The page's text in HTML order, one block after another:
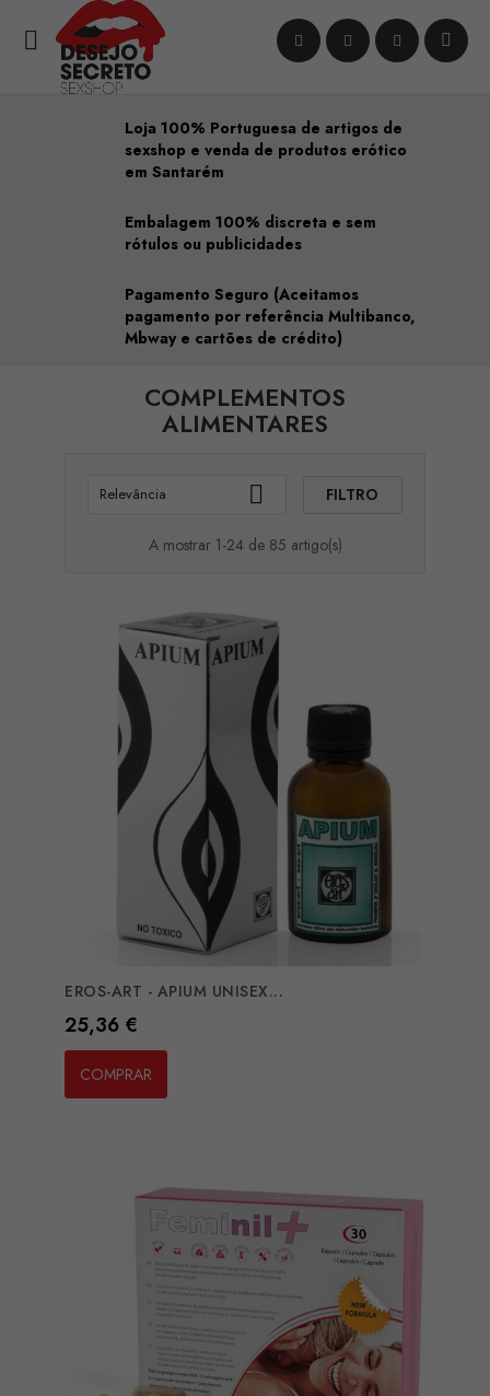

Loja 100% Portuguesa de artigos de
sexshop e venda de produtos erótico
em Santarém
Embalagem 100% discreta e sem
rótulos ou publicidades
Pagamento Seguro (Aceitamos
pagamento por referência Multibanco,
Mbway e cartões de crédito)
COMPLEMENTOS
ALIMENTARES
Relevância  FILTRO
A mostrar 1-24 de 85 artigo(s)
EROS-ART - APIUM UNISEX...
Preço
25,36 €
COMPRAR